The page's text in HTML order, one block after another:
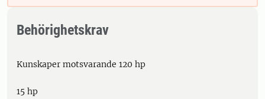
Behörighetskrav
Kunskaper motsvarande 120 hp
15 hp